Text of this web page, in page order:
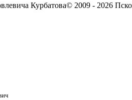
Курбатова© 2009 - 2026